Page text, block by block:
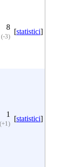
8
(-3)
[statistici]
1
(+1)
[statistici]